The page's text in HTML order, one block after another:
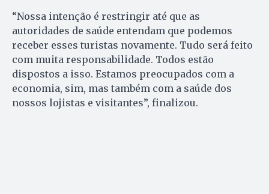
“Nossa intenção é restringir até que as
autoridades de saúde entendam que podemos
receber esses turistas novamente. Tudo será feito
com muita responsabilidade. Todos estão
dispostos a isso. Estamos preocupados com a
economia, sim, mas também com a saúde dos
nossos lojistas e visitantes”, finalizou.